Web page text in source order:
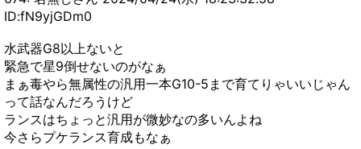
ID:fN9yjGDm0
水武器G8以上ないと
緊急で星9倒せないのがなぁ
まぁ毒やら無属性の汎用一本G10-5まで育てりゃいいじゃん
って話なんだろうけど
ランスはちょっと汎用が微妙なの多いんよね
今さらプケランス育成もなぁ